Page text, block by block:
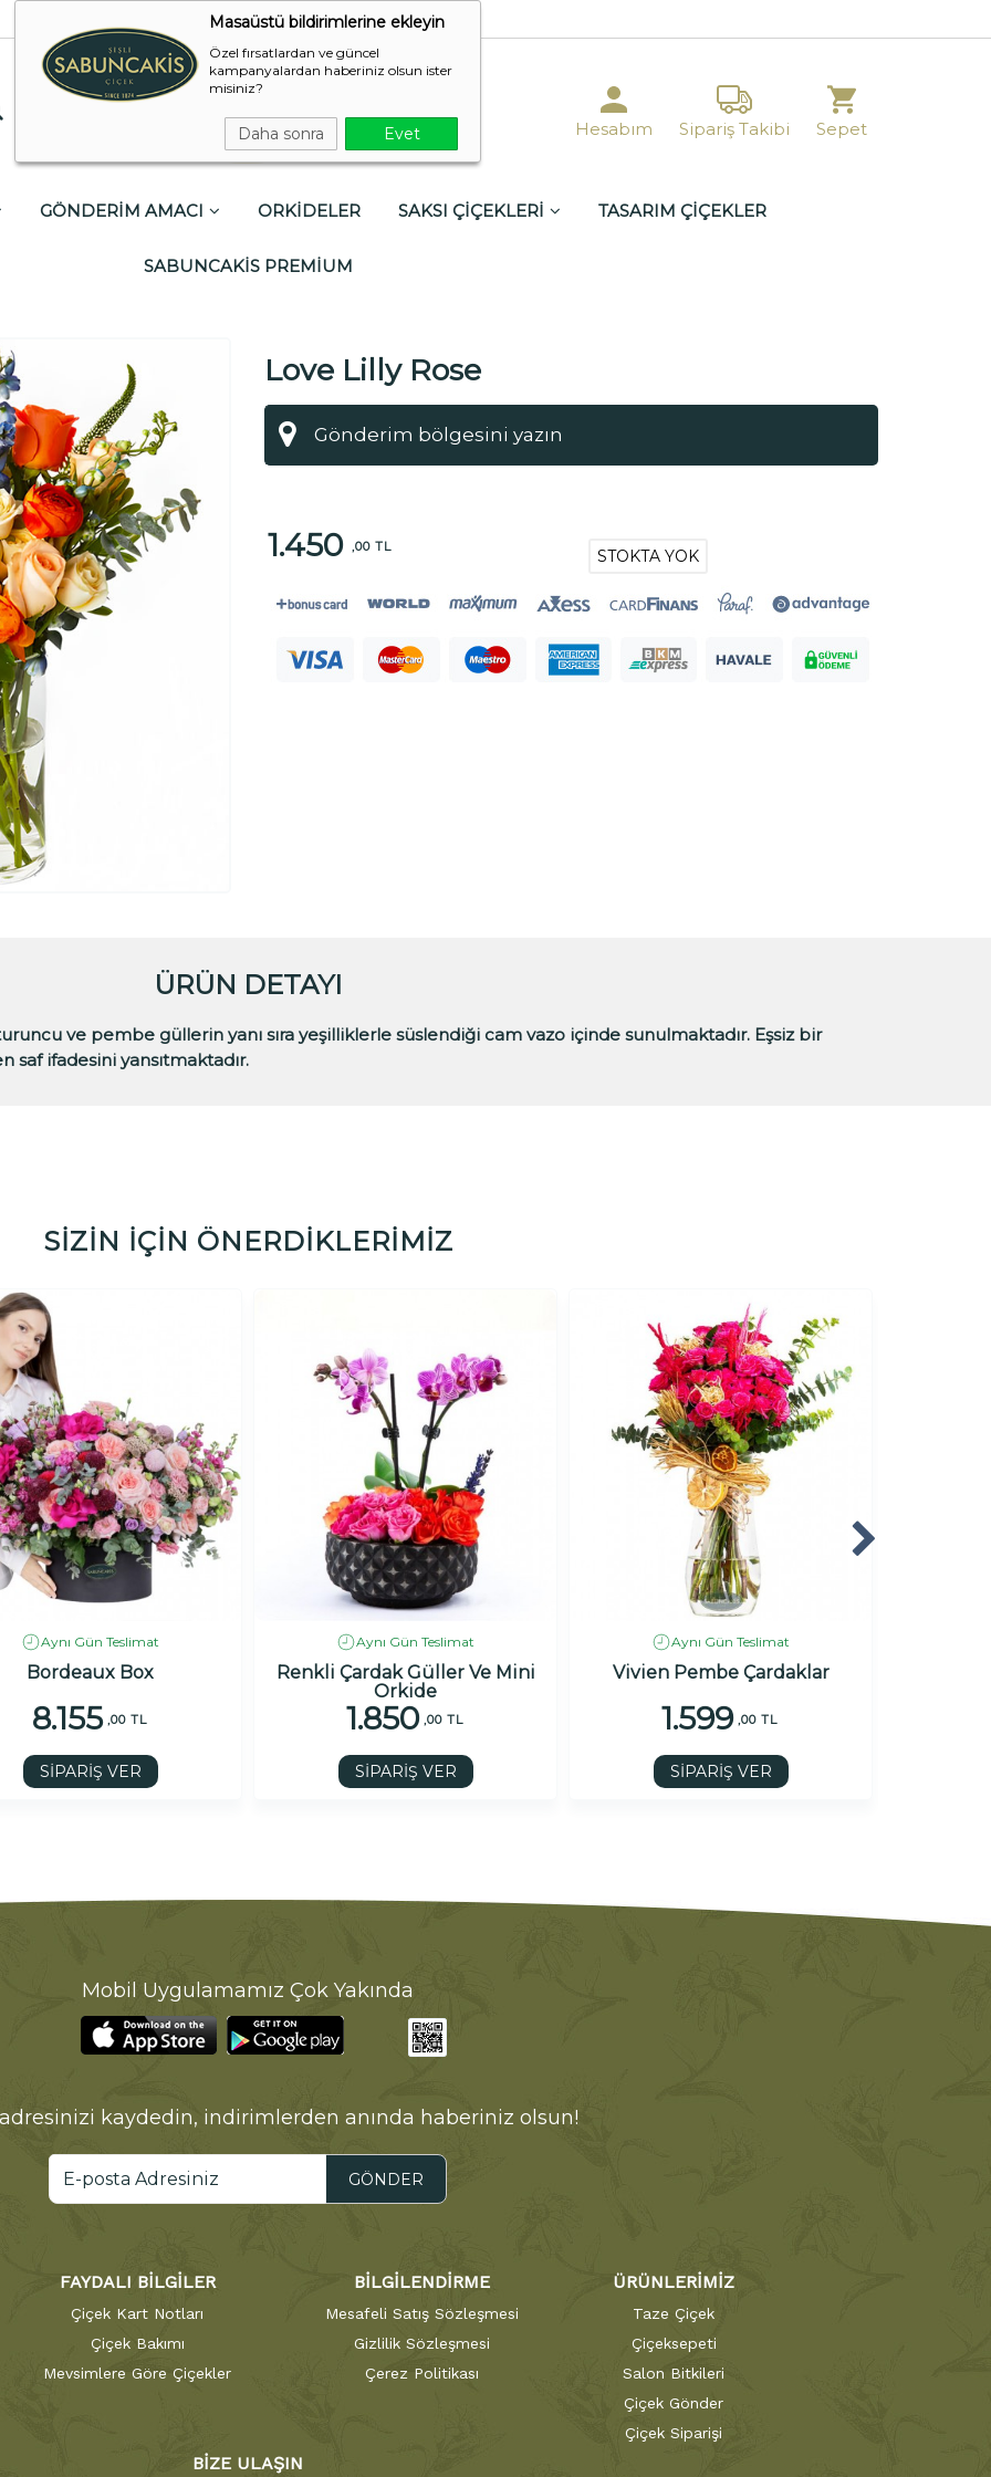
Masaüstü bildirimlerine ekleyin
Özel fırsatlardan ve güncel
kampanyalardan haberiniz olsun ister
misiniz?
Daha sonra Evet Hesabım Sipariş Takibi Sepet
GÖNDERİM AMACI ORKİDELER SAKSI ÇİÇEKLERİ TASARIM ÇİÇEKLER
SABUNCAKİS PREMİUM
Love Lilly Rose
1.450 ,00 TL
STOKTA YOK
ÜRÜN DETAYI
ve pembe güllerin yanı sıra yeşilliklerle süslendiği cam vazo içinde sunulmaktadır. Eşsiz bir
saf ifadesini yansıtmaktadır.
SİZİN İÇİN ÖNERDİKLERİMİZ
Aynı Gün Teslimat
Bordeaux Box
8.155 ,00 TL
SİPARİŞ VER
Aynı Gün Teslimat
Renkli Çardak Güller Ve Mini
Orkide
1.850 ,00 TL
SİPARİŞ VER
Aynı Gün Teslimat
Vivien Pembe Çardaklar
1.599 ,00 TL
SİPARİŞ VER
Mobil Uygulamamız Çok Yakında
kaydedin, indirimlerden anında haberiniz olsun!
GÖNDER
FAYDALI BİLGİLER
Çiçek Kart Notları
Çiçek Bakımı
Mevsimlere Göre Çiçekler
BİLGİLENDİRME
Mesafeli Satış Sözleşmesi
Gizlilik Sözleşmesi
Çerez Politikası
ÜRÜNLERİMİZ
Taze Çiçek
Çiçeksepeti
Salon Bitkileri
Çiçek Gönder
Çiçek Siparişi
BİZE ULAŞIN